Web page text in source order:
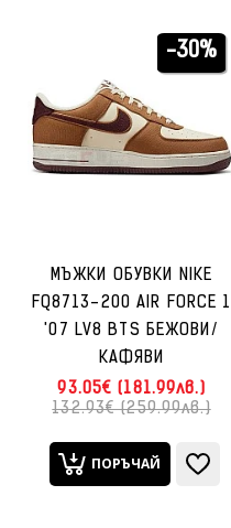
-30%
МЪЖКИ ОБУВКИ NIKE
FQ8713-200 AIR FORCE 1
'07 LV8 BTS БЕЖОВИ/
КАФЯВИ
93.05€ (181.99лв.)
132.93€ (259.99лв.)
ПОРЪЧАЙ